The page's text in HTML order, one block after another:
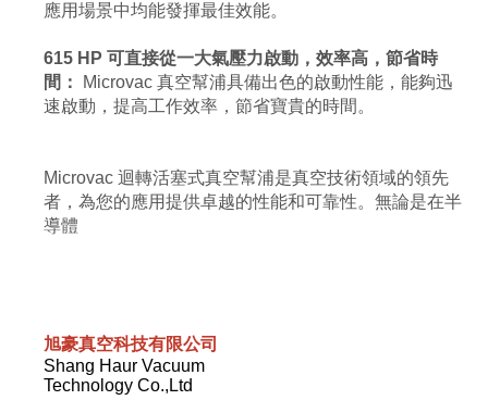
應用場景中均能發揮最佳效能。
615 HP 可直接從一大氣壓力啟動，效率高，節省時
間：
Microvac 真空幫浦具備出色的啟動性能，能夠迅
速啟動，提高工作效率，節省寶貴的時間。
Microvac 迴轉活塞式真空幫浦是真空技術領域的領先
者，為您的應用提供卓越的性能和可靠性。無論是在半
導體
旭豪真空科技有限公司
Shang Haur Vacuum
Technology Co.,Ltd